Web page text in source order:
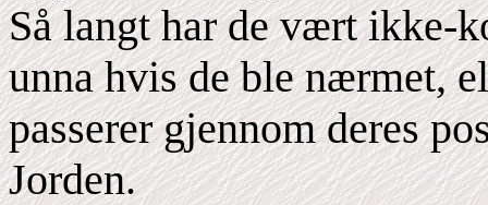
Så langt har de vært ikke-
unna hvis de ble nærmet,
passerer gjennom deres
Jorden.